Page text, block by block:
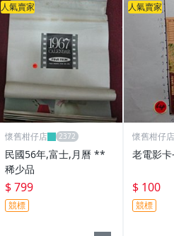
人氣賣家
懷舊柑仔店
民國56年,富士,月曆 **
稀少品
$ 799
競標
人氣賣家
懷舊柑仔店
老電影
$ 100
競標